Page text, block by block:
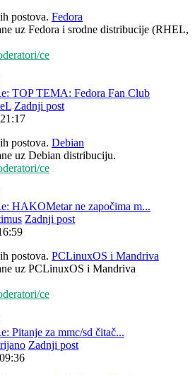
Fedora
uz Fedora i srodne distribucije (RHEL,
ce
TOP TEMA: Fedora Fan Club
Zadnji post
Debian
uz Debian distribuciju.
ce
HAKOMetar ne započima m...
Zadnji post
PCLinuxOS i Mandriva
uz PCLinuxOS i Mandriva
ce
Pitanje za mmc/sd čitač...
Zadnji post